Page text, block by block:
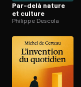
Par-delà nature
et culture
Philippe Descola